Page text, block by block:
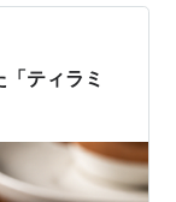
ってみたいと
ワ」したあの
言っても「作
ティラミ